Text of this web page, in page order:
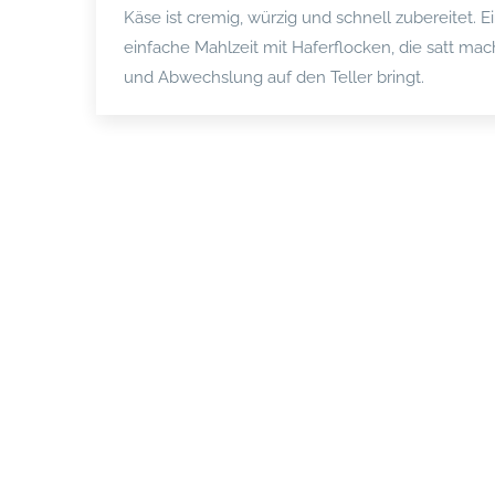
Käse ist cremig, würzig und schnell zubereitet.
einfache Mahlzeit mit Haferflocken, die satt
und Abwechslung auf den Teller bringt.